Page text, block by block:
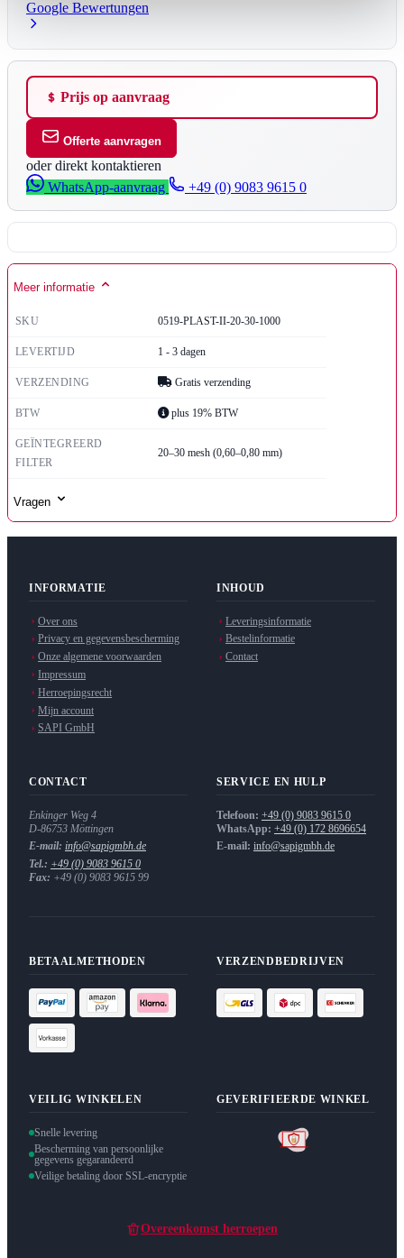
Google Bewertungen
Prijs op aanvraag
Offerte aanvragen
oder direkt kontaktieren
WhatsApp-aanvraag
+49 (0) 9083 9615 0
Meer informatie
SKU 0519-PLAST-II-20-30-1000
LEVERTIJD 1 - 3 dagen
VERZENDING Gratis verzending
BTW plus 19% BTW
GEÏNTEGREERD
FILTER
20–30 mesh (0,60–0,80 mm)
Vragen
INFORMATIE
Over ons
Privacy en gegevensbescherming
Onze algemene voorwaarden
Impressum
Herroepingsrecht
Mijn account
SAPI GmbH
INHOUD
Leveringsinformatie
Bestelinformatie
Contact
CONTACT
Enkinger Weg 4
D-86753 Möttingen
E-mail: info@sapigmbh.de
Tel.: +49 (0) 9083 9615 0
Fax: +49 (0) 9083 9615 99
SERVICE EN HULP
Telefoon: +49 (0) 9083 9615 0
WhatsApp: +49 (0) 172 8696654
E-mail: info@sapigmbh.de
BETAALMETHODEN VERZENDBEDRIJVEN
VEILIG WINKELEN
Snelle levering
Bescherming van persoonlijke
gegevens gegarandeerd
Veilige betaling door SSL-encryptie
GEVERIFIEERDE WINKEL
Overeenkomst herroepen